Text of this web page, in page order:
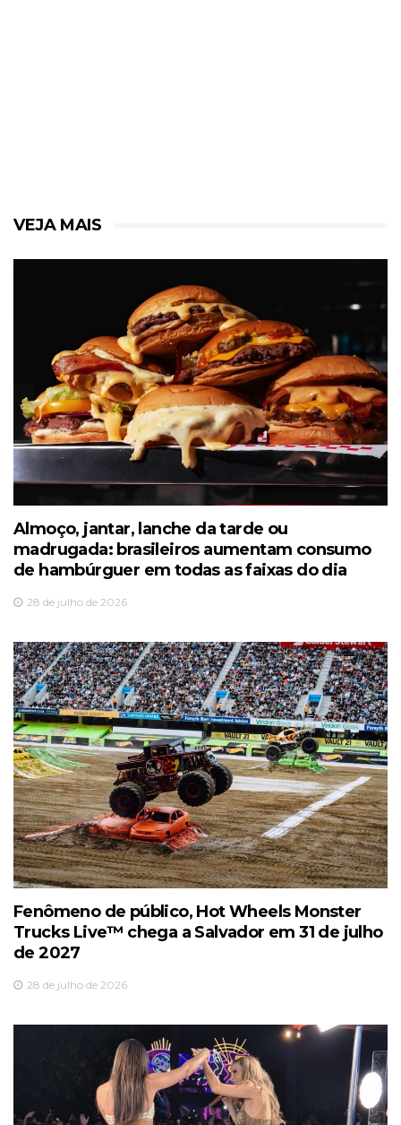
VEJA MAIS
Almoço, jantar, lanche da tarde ou
madrugada: brasileiros aumentam consumo
de hambúrguer em todas as faixas do dia
28 de julho de 2026
Fenômeno de público, Hot Wheels Monster
Trucks Live™️ chega a Salvador em 31 de julho
de 2027
28 de julho de 2026